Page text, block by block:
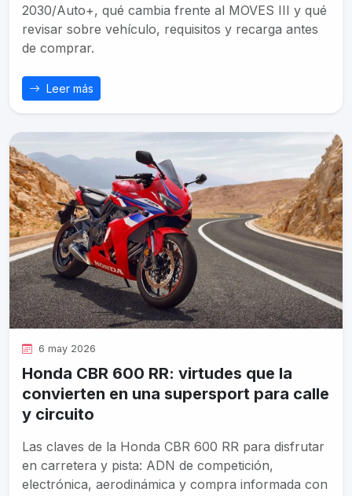
2030/Auto+, qué cambia frente al MOVES III y qué
revisar sobre vehículo, requisitos y recarga antes
de comprar.
Leer más
6 may 2026
Honda CBR 600 RR: virtudes que la
convierten en una supersport para calle
y circuito
Las claves de la Honda CBR 600 RR para disfrutar
en carretera y pista: ADN de competición,
electrónica, aerodinámica y compra informada con